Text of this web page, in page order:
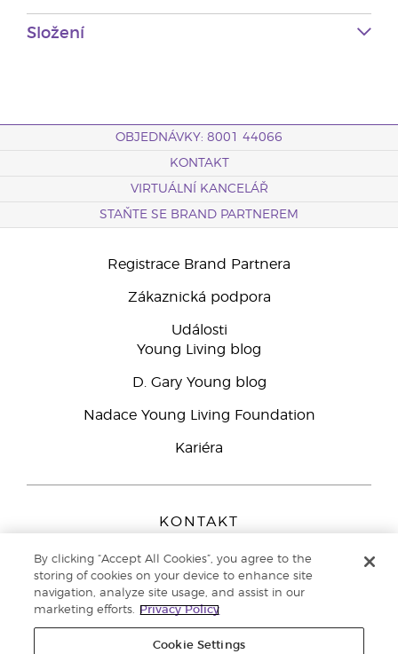
Složení
OBJEDNÁVKY: 8001 44066
KONTAKT
VIRTUÁLNÍ KANCELÁŘ
STAŇTE SE BRAND PARTNEREM
Registrace Brand Partnera
Zákaznická podpora
Události
Young Living blog
D. Gary Young blog
Nadace Young Living Foundation
Kariéra
KONTAKT
Peizerweg 97
9727 AJ Groningen
Netherlands
Zákaznická podpora800 144 066
By clicking “Accept All Cookies”, you agree to the
storing of cookies on your device to enhance site
navigation, analyze site usage, and assist in our
marketing efforts.
Privacy Policy
Cookie Settings